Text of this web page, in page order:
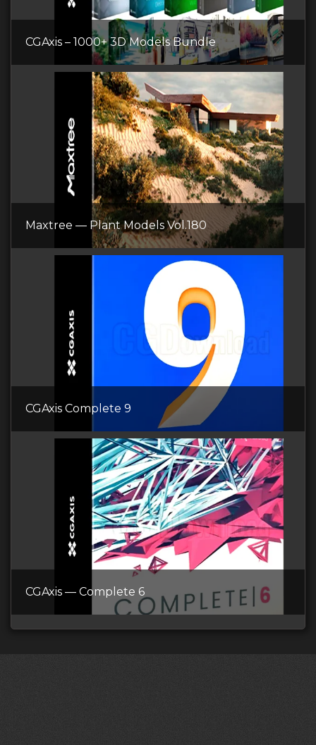
CGAxis – 1000+ 3D Models Bundle
Maxtree — Plant Models Vol.180
CGAxis Complete 9
CGAxis — Complete 6